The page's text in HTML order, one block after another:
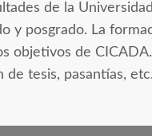
de la
y posgrado. La
objetivos de
de tesis, pasantías, etc.